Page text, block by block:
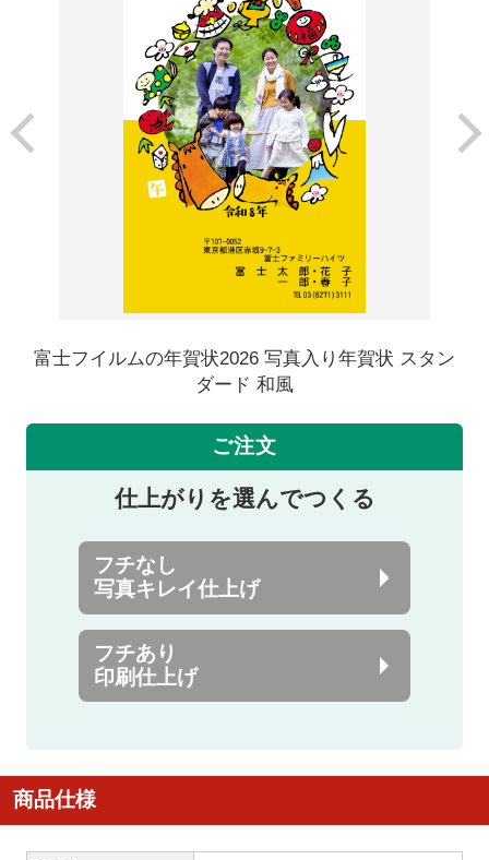
富士フイルムの年賀状2026 写真入り年賀状 スタン
ダード 和風
ご注文
仕上がりを選んでつくる
フチなし
写真キレイ仕上げ
フチあり
印刷仕上げ
商品仕様